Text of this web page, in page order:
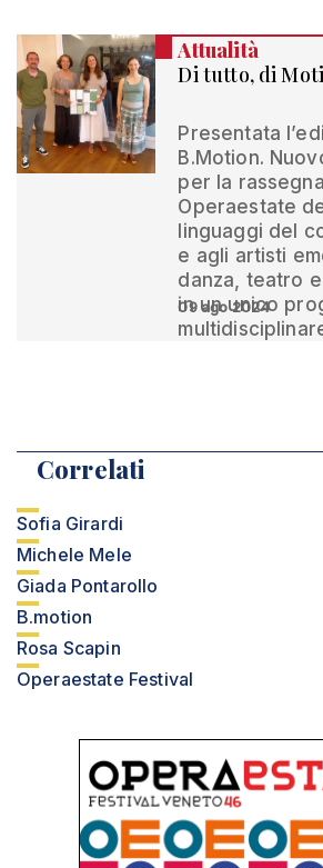
Attualità
Di tutto, di
Presentata
B.Motion.
per la
Operaestate
linguaggi del
e agli artisti
danza, teatro
in un unico
09 ago 2024
Correlati
Sofia Girardi
Michele Mele
Giada Pontarollo
B.motion
Rosa Scapin
Operaestate Festival